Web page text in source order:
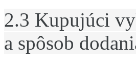
2.3 Kupujúci
a spôsob